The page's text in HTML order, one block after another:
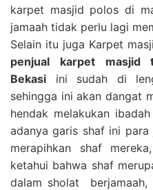
karpet masjid polos di
jamaah tidak perlu lagi
Selain itu juga Karpet
penjual karpet masjid
Bekasi ini sudah di
sehingga ini akan dangat
hendak melakukan
adanya garis shaf ini para
merapihkan shaf
ketahui bahwa shaf
dalam sholat berjamaah,